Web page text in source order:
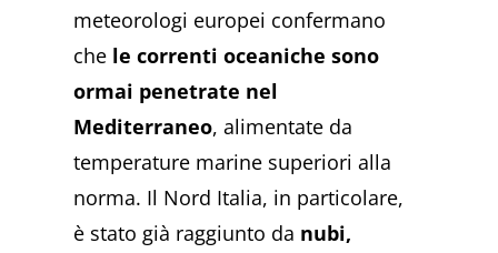
meteorologi europei confermano
che le correnti oceaniche sono
ormai penetrate nel
Mediterraneo, alimentate da
temperature marine superiori alla
norma. Il Nord Italia, in particolare,
è stato già raggiunto da nubi,